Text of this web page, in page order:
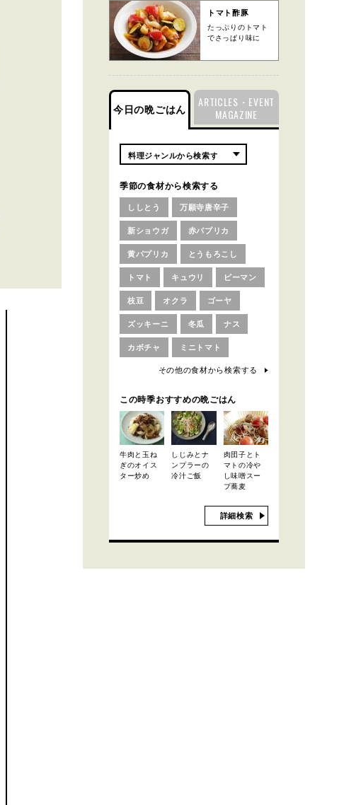
トマト酢豚
たっぷりのトマト
でさっぱり味に
今日の晩ごはん
ARTICLES・EVENT
MAGAZINE
季節の食材から検索する
ししとう 万願寺唐辛子
新ショウガ 赤パプリカ
黄パプリカ とうもろこし
トマト キュウリ ピーマン
枝豆 オクラ ゴーヤ
ズッキーニ 冬瓜 ナス
カボチャ ミニトマト
その他の食材から検索する
この時季おすすめの晩ごはん
牛肉と玉ね
ぎのオイス
ター炒め
しじみとナ
ンプラーの
冷汁ご飯
肉団子とト
マトの冷や
し味噌スー
プ蕎麦
詳細検索